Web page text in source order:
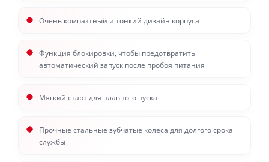
Очень компактный и тонкий дизайн корпуса
Функция блокировки, чтобы предотвратить
автоматический запуск после пробоя питания
Мягкий старт для плавного пуска
Прочные стальные зубчатые колеса для долгого срока
службы